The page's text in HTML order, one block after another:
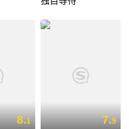
8.1 7.9